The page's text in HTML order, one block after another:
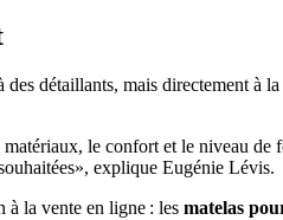
détaillants, mais directement à
le confort et le niveau de
explique Eugénie Lévis.
à la vente en ligne : les matelas